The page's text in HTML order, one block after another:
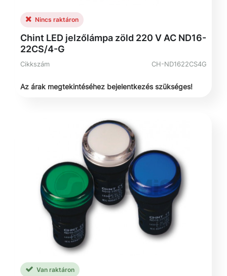
Nincs raktáron
Chint LED jelzőlámpa zöld 220 V AC ND16-
22CS/4-G
Cikkszám CH-ND1622CS4G
Az árak megtekintéséhez bejelentkezés szükséges!
Van raktáron